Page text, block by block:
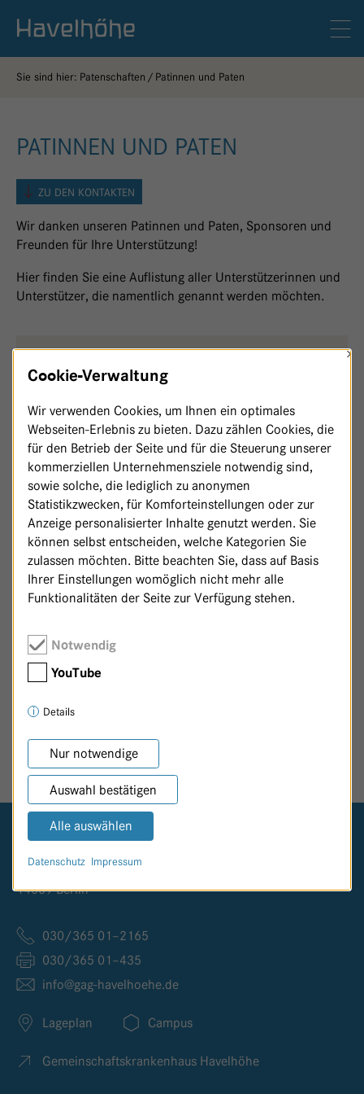
Sie sind hier: Patenschaften Patinnen und Paten
PATINNEN UND PATEN
ZU DEN KONTAKTEN
Wir danken unseren Patinnen und Paten, Sponsoren und
Freunden für Ihre Unterstützung!
Hier finden Sie eine Auflistung aller Unterstützerinnen und
Unterstützer, die namentlich genannt werden möchten.
Zurück zur Patenschaftsseite
Logo GKH Havelhöhe
Kladower Damm 221
14089 Berlin
030/365 01–2165
030/365 01–435
info@gag-havelhoehe.de
Lageplan Campus
Gemeinschaftskrankenhaus Havelhöhe
Cookie-Verwaltung
×
Wir verwenden Cookies, um Ihnen ein optimales
Webseiten-Erlebnis zu bieten. Dazu zählen Cookies, die
für den Betrieb der Seite und für die Steuerung unserer
kommerziellen Unternehmensziele notwendig sind,
sowie solche, die lediglich zu anonymen
Statistikzwecken, für Komforteinstellungen oder zur
Anzeige personalisierter Inhalte genutzt werden. Sie
können selbst entscheiden, welche Kategorien Sie
zulassen möchten. Bitte beachten Sie, dass auf Basis
Ihrer Einstellungen womöglich nicht mehr alle
Funktionalitäten der Seite zur Verfügung stehen.
Notwendig
YouTube
Details
Nur notwendige
Auswahl bestätigen
Alle auswählen
Datenschutz Impressum